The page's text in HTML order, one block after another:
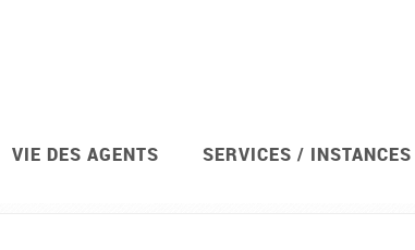
VIE DES AGENTS SERVICES / INSTANCES
et ses services déconcentrés